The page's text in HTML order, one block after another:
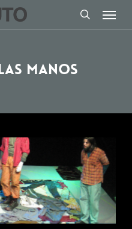
search
Menu
manos